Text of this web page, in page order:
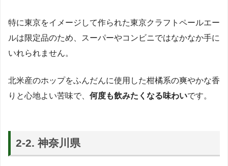
特に東京をイメージして作られた東京クラフトペールエー
ルは限定品のため、スーパーやコンビニではなかなか手に
いれられません。
北米産のホップをふんだんに使用した柑橘系の爽やかな香
りと心地よい苦味で、 何度も飲みたくなる味わいです。
2-2. 神奈川県